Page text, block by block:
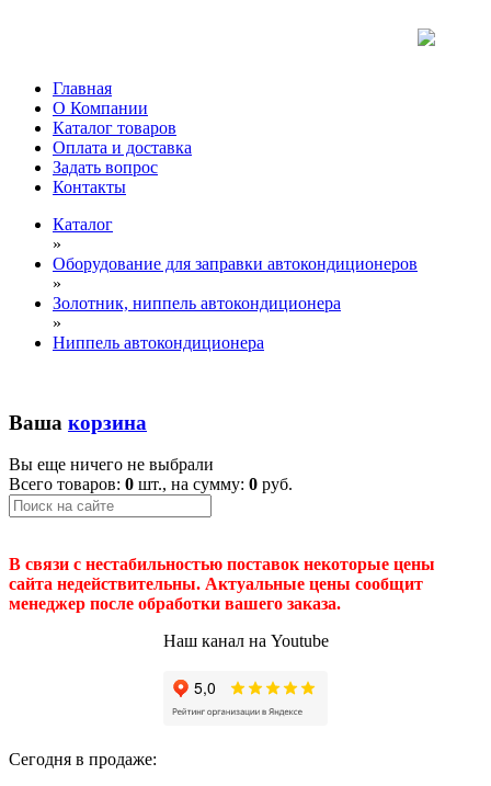
Главная
О Компании
Каталог товаров
Оплата и доставка
Задать вопрос
Контакты
Каталог
»
Оборудование для заправки автокондиционеров
»
Золотник, ниппель автокондиционера
»
Ниппель автокондиционера
Ваша корзина
Вы еще ничего не выбрали
Всего товаров: 0 шт., на сумму: 0 руб.
В связи с нестабильностью поставок некоторые цены
сайта недействительны. Актуальные цены сообщит
менеджер после обработки вашего заказа.
Наш канал на Youtube
Сегодня в продаже: